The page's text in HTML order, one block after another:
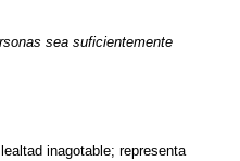
sea suficientemente
inagotable; representa